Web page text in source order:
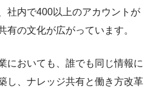
社内で400以上のアカウントが
有の文化が広がっています。
においても、誰でも同じ情報に
し、ナレッジ共有と働き方改革